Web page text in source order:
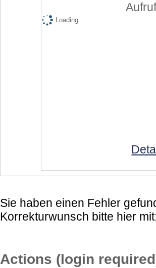
Loading...
Sie haben einen Fehler
Korrekturwunsch bitte hier
Actions (login